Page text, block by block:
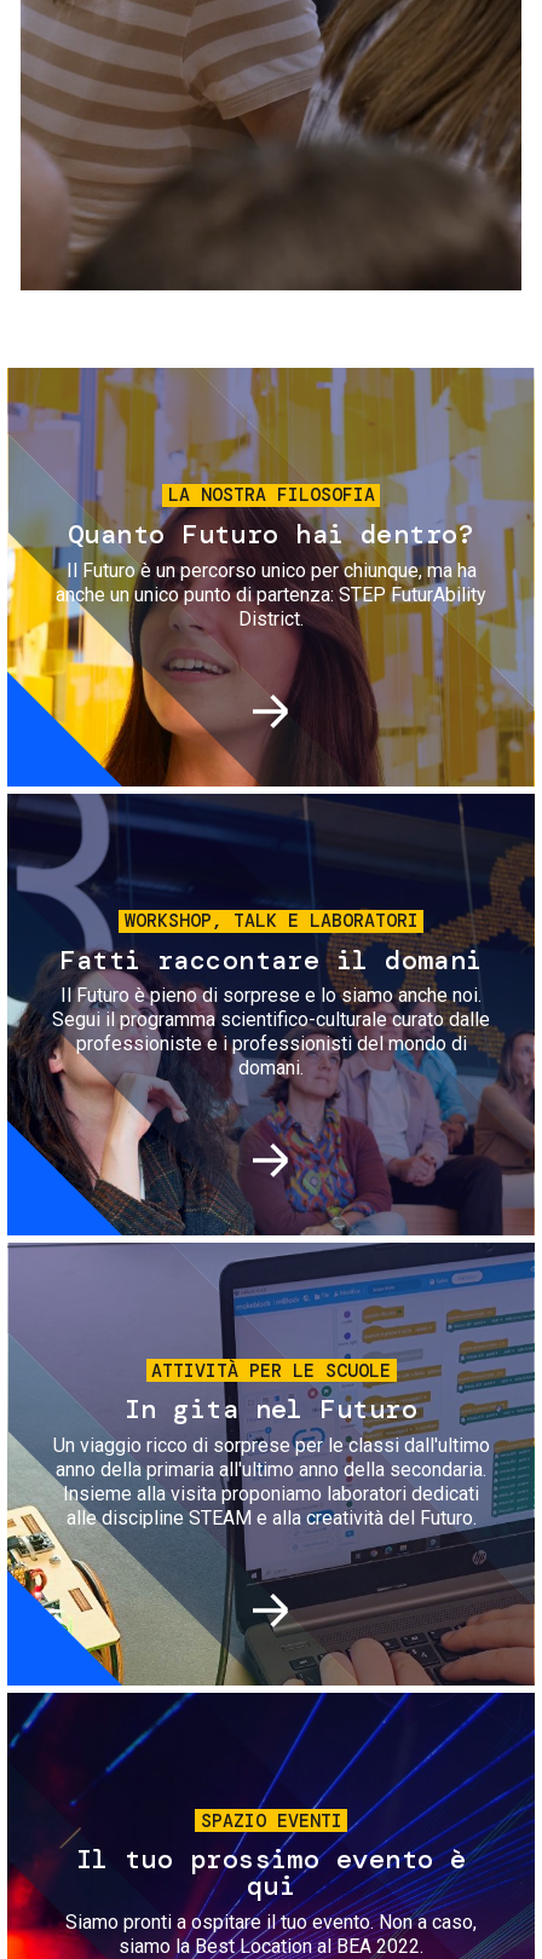
Servizi e accessibilità
Contatti
FAQ
Biglietti
Immagine
LA NOSTRA FILOSOFIA
Quanto Futuro hai dentro?
Il Futuro è un percorso unico per chiunque, ma ha
anche un unico punto di partenza: STEP FuturAbility
District.
Immagine
WORKSHOP, TALK E LABORATORI
Fatti raccontare il domani
Il Futuro è pieno di sorprese e lo siamo anche noi.
Segui il programma scientifico-culturale curato dalle
professioniste e i professionisti del mondo di
domani.
Immagine
ATTIVITÀ PER LE SCUOLE
In gita nel Futuro
Un viaggio ricco di sorprese per le classi dall'ultimo
anno della primaria all'ultimo anno della secondaria.
Insieme alla visita proponiamo laboratori dedicati
alle discipline STEAM e alla creatività del Futuro.
Immagine
SPAZIO EVENTI
Il tuo prossimo evento è
qui
Siamo pronti a ospitare il tuo evento. Non a caso,
siamo la Best Location al BEA 2022.